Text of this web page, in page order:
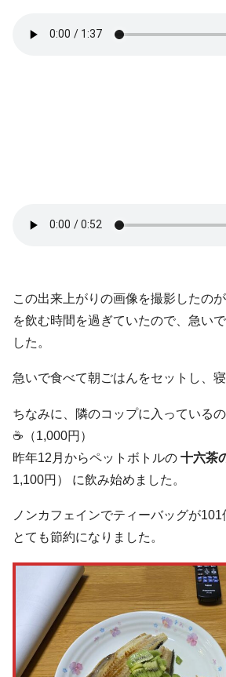
この出来上がりの画像を撮影したの
を飲む時間を過ぎていたので、急い
した。
急いで食べて朝ごはんをセットし、
ちなみに、隣のコップに入っている
☕（1,000円）
昨年12月からペットボトルの 十六茶
1,100円） に飲み始めました。
ノンカフェインでティーバッグが
とても節約になりました。